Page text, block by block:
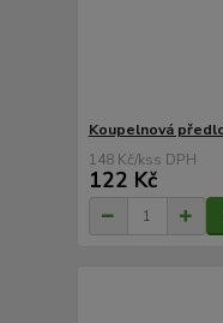
Koupelnová
148 Kč/ks
122 Kč